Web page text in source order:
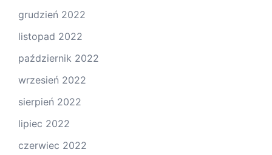
grudzień 2022
listopad 2022
październik 2022
wrzesień 2022
sierpień 2022
lipiec 2022
czerwiec 2022